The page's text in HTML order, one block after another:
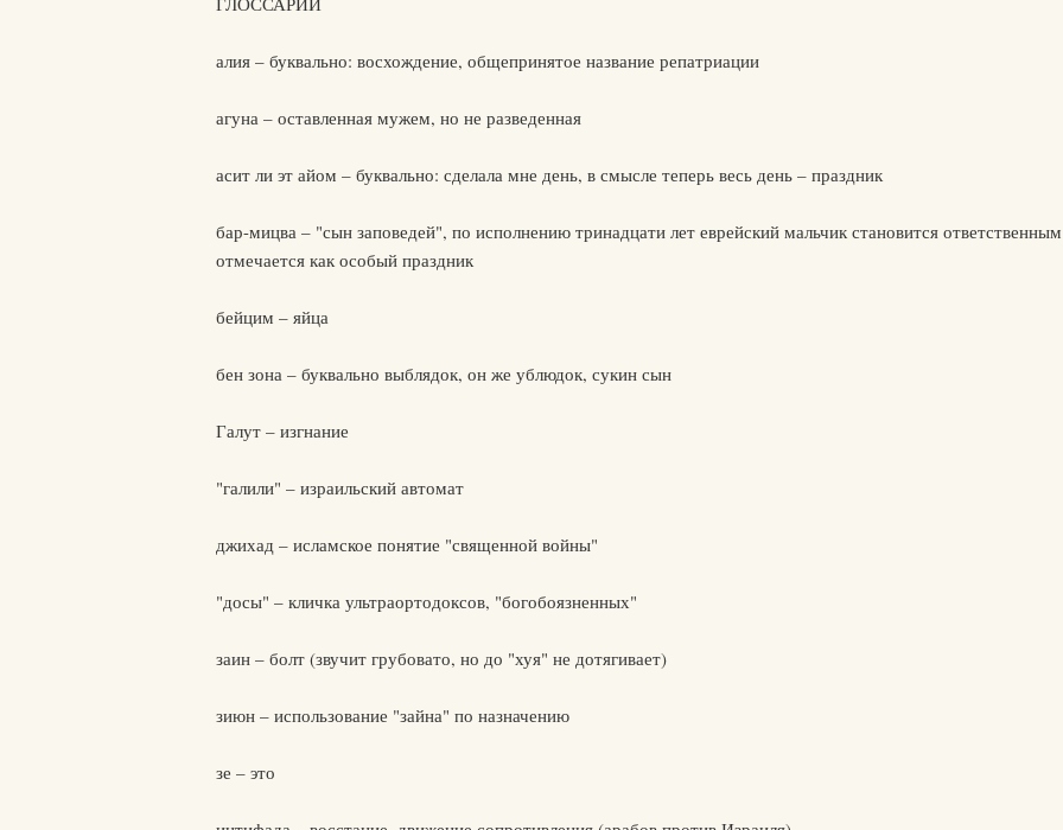
алия – буквально: восхождение, общепринятое название репатриации
агуна – оставленная мужем, но не разведенная
асит ли эт айом – буквально: сделала мне день, в смысле теперь весь день – праздник
бар-мицва – "сын заповедей", по исполнению тринадцати лет еврейский мальчик становится
отмечается как особый праздник
бейцим – яйца
бен зона – буквально выблядок, он же ублюдок, сукин сын
Галут – изгнание
"галили" – израильский автомат
джихад – исламское понятие "священной войны"
"досы" – кличка ультраортодоксов, "богобоязненных"
заин – болт (звучит грубовато, но до "хуя" не дотягивает)
зиюн – использование "зайна" по назначению
зе – это